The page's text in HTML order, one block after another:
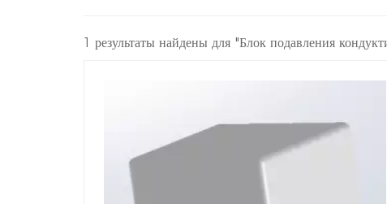
1 результаты найдены для "Блок подавления